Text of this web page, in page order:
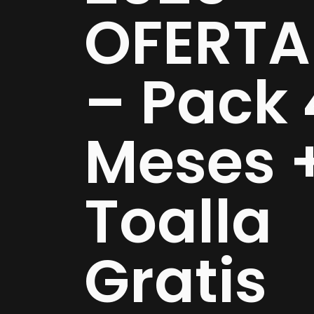
– Pack
Meses
Toalla
Gratis